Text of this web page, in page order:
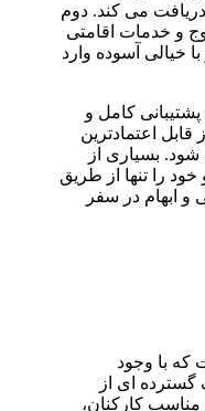
می کند. دوم
و خدمات اقامتی
خیالی آسوده وارد
کامل و
قابل اعتمادترین
بسیاری از
را تنها از طریق
و ابهام در سفر
که با وجود
گسترده ای از
مناسب کارکنان،